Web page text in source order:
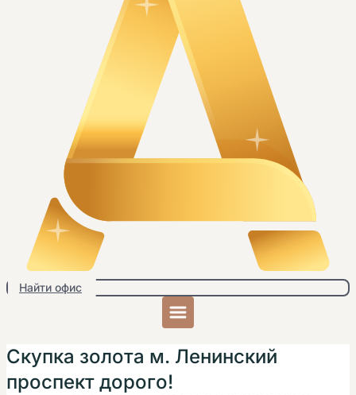
Найти офис
Скупка золота м. Ленинский
проспект дорого!